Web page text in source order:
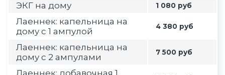
ЭКГ на дому 1 080 руб
Лаеннек: капельница на
дому с 1 ампулой
4 380 руб
Лаеннек: капельница на
дому с 2 ампулами
7 500 руб
Лаеннек: добавочная 1